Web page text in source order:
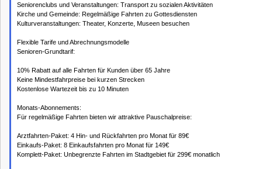
Seniorenclubs und Veranstaltungen: Transport zu sozialen Aktivitäten
Kirche und Gemeinde: Regelmäßige Fahrten zu Gottesdiensten
Kulturveranstaltungen: Theater, Konzerte, Museen besuchen
Flexible Tarife und Abrechnungsmodelle
Senioren-Grundtarif:
10% Rabatt auf alle Fahrten für Kunden über 65 Jahre
Keine Mindestfahrpreise bei kurzen Strecken
Kostenlose Wartezeit bis zu 10 Minuten
Monats-Abonnements:
Für regelmäßige Fahrten bieten wir attraktive Pauschalpreise:
Arztfahrten-Paket: 4 Hin- und Rückfahrten pro Monat für 89€
Einkaufs-Paket: 8 Einkaufsfahrten pro Monat für 149€
Komplett-Paket: Unbegrenzte Fahrten im Stadtgebiet für 299€ monatlich